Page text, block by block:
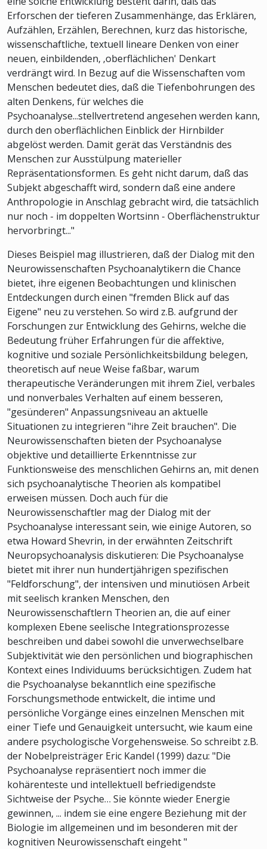
Erforschen der tieferen Zusammenhänge, das Erklären,
Aufzählen, Erzählen, Berechnen, kurz das historische,
wissenschaftliche, textuell lineare Denken von einer
neuen, einbildenden, ‚oberflächlichen' Denkart
verdrängt wird. In Bezug auf die Wissenschaften vom
Menschen bedeutet dies, daß die Tiefenbohrungen des
alten Denkens, für welches die
Psychoanalyse...stellvertretend angesehen werden kann,
durch den oberflächlichen Einblick der Hirnbilder
abgelöst werden. Damit gerät das Verständnis des
Menschen zur Ausstülpung materieller
Repräsentationsformen. Es geht nicht darum, daß das
Subjekt abgeschafft wird, sondern daß eine andere
Anthropologie in Anschlag gebracht wird, die tatsächlich
nur noch - im doppelten Wortsinn - Oberflächenstruktur
hervorbringt..."
Dieses Beispiel mag illustrieren, daß der Dialog mit den
Neurowissenschaften Psychoanalytikern die Chance
bietet, ihre eigenen Beobachtungen und klinischen
Entdeckungen durch einen "fremden Blick auf das
Eigene" neu zu verstehen. So wird z.B. aufgrund der
Forschungen zur Entwicklung des Gehirns, welche die
Bedeutung früher Erfahrungen für die affektive,
kognitive und soziale Persönlichkeitsbildung belegen,
theoretisch auf neue Weise faßbar, warum
therapeutische Veränderungen mit ihrem Ziel, verbales
und nonverbales Verhalten auf einem besseren,
"gesünderen" Anpassungsniveau an aktuelle
Situationen zu integrieren "ihre Zeit brauchen". Die
Neurowissenschaften bieten der Psychoanalyse
objektive und detaillierte Erkenntnisse zur
Funktionsweise des menschlichen Gehirns an, mit denen
sich psychoanalytische Theorien als kompatibel
erweisen müssen. Doch auch für die
Neurowissenschaftler mag der Dialog mit der
Psychoanalyse interessant sein, wie einige Autoren, so
etwa Howard Shevrin, in der erwähnten Zeitschrift
Neuropsychoanalysis diskutieren: Die Psychoanalyse
bietet mit ihrer nun hundertjährigen spezifischen
"Feldforschung", der intensiven und minutiösen Arbeit
mit seelisch kranken Menschen, den
Neurowissenschaftlern Theorien an, die auf einer
komplexen Ebene seelische Integrationsprozesse
beschreiben und dabei sowohl die unverwechselbare
Subjektivität wie den persönlichen und biographischen
Kontext eines Individuums berücksichtigen. Zudem hat
die Psychoanalyse bekanntlich eine spezifische
Forschungsmethode entwickelt, die intime und
persönliche Vorgänge eines einzelnen Menschen mit
einer Tiefe und Genauigkeit untersucht, wie kaum eine
andere psychologische Vorgehensweise. So schreibt z.B.
der Nobelpreisträger Eric Kandel (1999) dazu: "Die
Psychoanalyse repräsentiert noch immer die
kohärenteste und intellektuell befriedigendste
Sichtweise der Psyche… Sie könnte wieder Energie
gewinnen, ... indem sie eine engere Beziehung mit der
Biologie im allgemeinen und im besonderen mit der
kognitiven Neurowissenschaft eingeht "